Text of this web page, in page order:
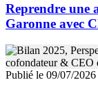
Reprendre une
Garonne avec
Publié le 09/07/2026